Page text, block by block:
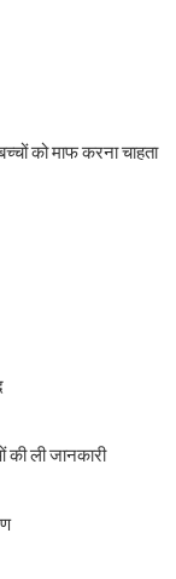
को माफ करना चाहता
ली जानकारी